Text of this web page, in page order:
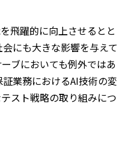
飛躍的に向上させるとと
にも大きな影響を与えて
ブにおいても例外ではあ
業務におけるAI技術の変
スト戦略の取り組みにつ